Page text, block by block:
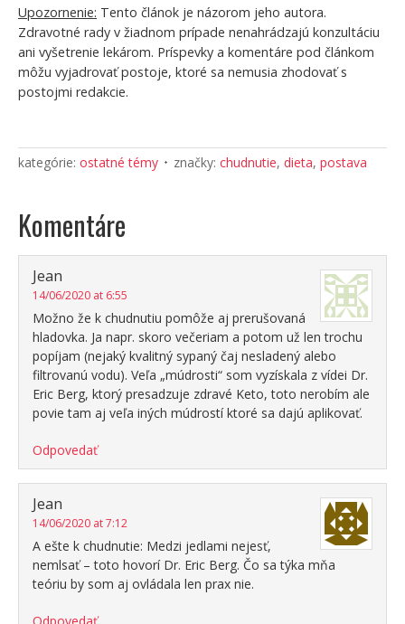
Upozornenie: Tento článok je názorom jeho autora.
Zdravotné rady v žiadnom prípade nenahrádzajú konzultáciu
ani vyšetrenie lekárom. Príspevky a komentáre pod článkom
môžu vyjadrovať postoje, ktoré sa nemusia zhodovať s
postojmi redakcie.
kategórie: ostatné témy značky: chudnutie, dieta, postava
Komentáre
Jean
14/06/2020 at 6:55
Možno že k chudnutiu pomôže aj prerušovaná
hladovka. Ja napr. skoro večeriam a potom už len trochu
popíjam (nejaký kvalitný sypaný čaj nesladený alebo
filtrovanú vodu). Veľa „múdrosti“ som vyzískala z vídei Dr.
Eric Berg, ktorý presadzuje zdravé Keto, toto nerobím ale
povie tam aj veľa iných múdrostí ktoré sa dajú aplikovať.
Odpovedať
Jean
14/06/2020 at 7:12
A ešte k chudnutie: Medzi jedlami nejesť,
nemlsať – toto hovorí Dr. Eric Berg. Čo sa týka mňa
teóriu by som aj ovládala len prax nie.